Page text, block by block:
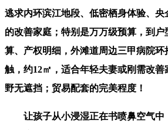
逃求内环滨江地段、低密栖身体验、
的改善家庭；特别是万万级预算，到户
算、产权明细，外滩道周边三甲病院
触，约12㎡，适合年轻夫妻或刚需改
野无遮挡；贸易配套的完美程度！
让孩子从小浸湿正在书喷鼻空气中